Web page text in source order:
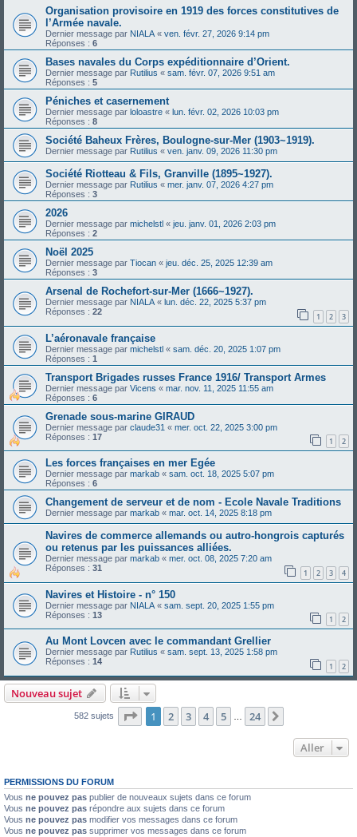
Organisation provisoire en 1919 des forces constitutives de
l’Armée navale.
Dernier message par NIALA « ven. févr. 27, 2026 9:14 pm
Réponses : 6
Bases navales du Corps expéditionnaire d’Orient.
Dernier message par Rutilius « sam. févr. 07, 2026 9:51 am
Réponses : 5
Péniches et casernement
Dernier message par loloastre « lun. févr. 02, 2026 10:03 pm
Réponses : 8
Société Baheux Frères, Boulogne-sur-Mer (1903~1919).
Dernier message par Rutilius « ven. janv. 09, 2026 11:30 pm
Société Riotteau & Fils, Granville (1895~1927).
Dernier message par Rutilius « mer. janv. 07, 2026 4:27 pm
Réponses : 3
2026
Dernier message par michelstl « jeu. janv. 01, 2026 2:03 pm
Réponses : 2
Noël 2025
Dernier message par Tiocan « jeu. déc. 25, 2025 12:39 am
Réponses : 3
Arsenal de Rochefort-sur-Mer (1666~1927).
Dernier message par NIALA « lun. déc. 22, 2025 5:37 pm
Réponses : 22 1 2 3
L’aéronavale française
Dernier message par michelstl « sam. déc. 20, 2025 1:07 pm
Réponses : 1
Transport Brigades russes France 1916/ Transport Armes
Dernier message par Vicens « mar. nov. 11, 2025 11:55 am
Réponses : 6
Grenade sous-marine GIRAUD
Dernier message par claude31 « mer. oct. 22, 2025 3:00 pm
Réponses : 17 1 2
Les forces françaises en mer Egée
Dernier message par markab « sam. oct. 18, 2025 5:07 pm
Réponses : 6
Changement de serveur et de nom - Ecole Navale Traditions
Dernier message par markab « mar. oct. 14, 2025 8:18 pm
Navires de commerce allemands ou autro-hongrois capturés
ou retenus par les puissances alliées.
Dernier message par markab « mer. oct. 08, 2025 7:20 am
Réponses : 31 1 2 3 4
Navires et Histoire - n° 150
Dernier message par NIALA « sam. sept. 20, 2025 1:55 pm
Réponses : 13 1 2
Au Mont Lovcen avec le commandant Grellier
Dernier message par Rutilius « sam. sept. 13, 2025 1:58 pm
Réponses : 14 1 2
Nouveau sujet
582 sujets Page 1sur24
1 2 3 4 5 24
Aller
PERMISSIONS DU FORUM
Vous ne pouvez pas publier de nouveaux sujets dans ce forum
Vous ne pouvez pas répondre aux sujets dans ce forum
Vous ne pouvez pas modifier vos messages dans ce forum
Vous ne pouvez pas supprimer vos messages dans ce forum